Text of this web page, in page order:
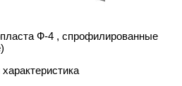
Ф-4 , спрофилированные